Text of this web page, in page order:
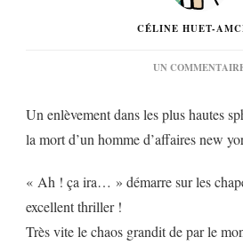
CÉLINE HUET-
UN
Un enlèvement dans les plus hautes
la mort d’un homme d’affaires new
« Ah ! ça ira… » démarre sur les
excellent thriller !
Très vite le chaos grandit de par le